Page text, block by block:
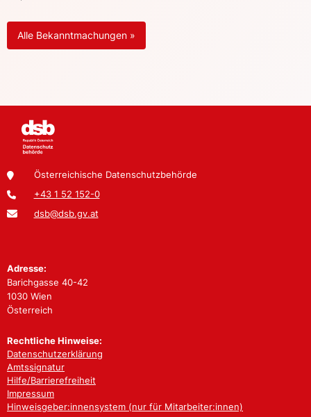
Alle Bekanntmachungen »
Österreichische Datenschutzbehörde
+43 1 52 152-0
dsb@dsb.gv.at
Adresse:
Barichgasse 40-42
1030 Wien
Österreich
Rechtliche Hinweise:
Datenschutzerklärung
Amtssignatur
Hilfe/Barrierefreiheit
Impressum
Hinweisgeber:innensystem (nur für Mitarbeiter:innen)